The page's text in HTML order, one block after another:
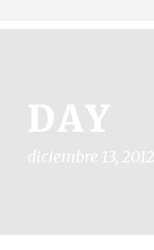
DAY
diciembre 13, 2012